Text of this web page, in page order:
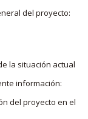
del proyecto:
la situación actual
información:
del proyecto en el